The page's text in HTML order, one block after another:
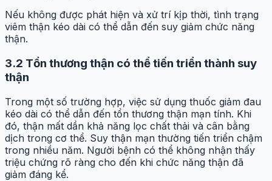
Nếu không được phát hiện và xử trí kịp thời, tình trạng
viêm thận kéo dài có thể dẫn đến suy giảm chức năng
thận.
3.2 Tổn thương thận có thể tiến triển thành suy
thận
Trong một số trường hợp, việc sử dụng thuốc giảm đau
kéo dài có thể dẫn đến tổn thương thận mạn tính. Khi
đó, thận mất dần khả năng lọc chất thải và cân bằng
dịch trong cơ thể. Suy thận mạn thường tiến triển chậm
trong nhiều năm. Người bệnh có thể không nhận thấy
triệu chứng rõ ràng cho đến khi chức năng thận đã
giảm đáng kể.